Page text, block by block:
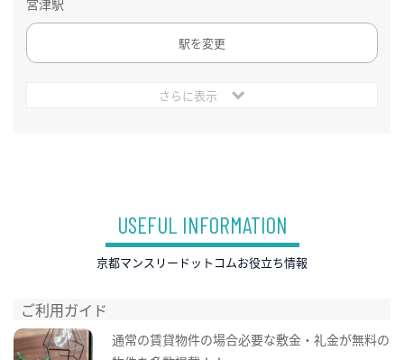
駅を変更
さらに表示
USEFUL INFORMATION
京都マンスリードットコムお役立ち情報
ご利用ガイド
通常の賃貸物件の場合必要な敷金・礼金が無料の